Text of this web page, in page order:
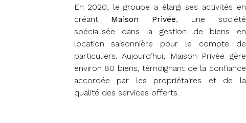
En 2020, le groupe a élargi ses activités en
créant Maison Privée , une société
spécialisée dans la gestion de biens en
location saisonnière pour le compte de
particuliers. Aujourd’hui, Maison Privée gère
environ 80 biens, témoignant de la confiance
accordée par les propriétaires et de la
qualité des services offerts.